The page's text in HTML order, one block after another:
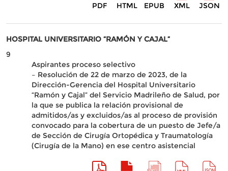
PDF HTML EPUB XML JSON
HOSPITAL UNIVERSITARIO “RAMÓN Y CAJAL”
9
Aspirantes proceso selectivo
– Resolución de 22 de marzo de 2023, de la
Dirección-Gerencia del Hospital Universitario
“Ramón y Cajal” del Servicio Madrileño de Salud, por
la que se publica la relación provisional de
admitidos/as y excluidos/as al proceso de provisión
convocado para la cobertura de un puesto de Jefe/a
de Sección de Cirugía Ortopédica y Traumatología
(Cirugía de la Mano) en ese centro asistencial